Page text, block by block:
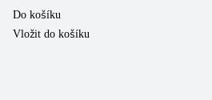
Do košíku
Vložit do košíku